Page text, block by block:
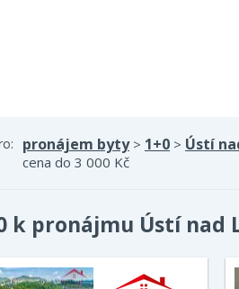
pronájem byty> 1+0 > Ústí
cena do 3 000 Kč
k pronájmu Ústí nad